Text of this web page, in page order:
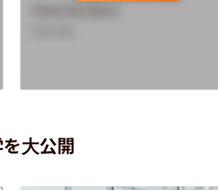
大公開